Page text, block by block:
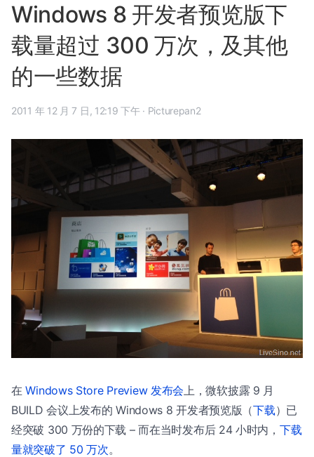
Windows 8 开发者预览版下
载量超过 300 万次，及其他
的一些数据
2011 年 12 月 7 日, 12:19 下午 · Picturepan2
在Windows Store Preview 发布会上，微软披露 9 月
BUILD 会议上发布的 Windows 8 开发者预览版（下载）已
经突破 300 万份的下载 – 而在当时发布后 24 小时内， 下载
量就突破了 50 万次。